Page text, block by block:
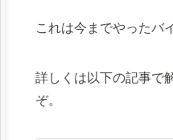
これは今までやったバ
詳しくは以下の記事で
ぞ。